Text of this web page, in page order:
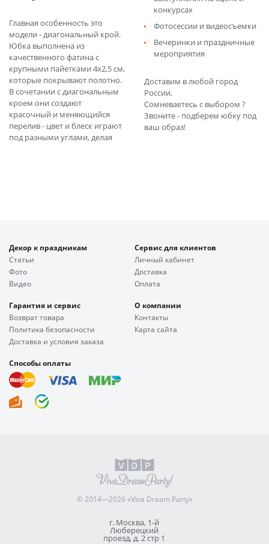
Главная особенность это
модели - диагональный крой.
Юбка выполнена из
качественного фатина с
крупными пайетками 4х2,5 см,
которые покрывают полотно.
В сочетании с диагональным
кроем они создают
красочный и меняющийся
перелив - цвет и блеск играют
под разными углами, делая
конкурсах
Фотосессии и видеосъемки
Вечеринки и праздничные
мероприятия
Доставим в любой город
России.
Сомневаетесь с выбором ?
Звоните - подберем юбку под
ваш образ!
Декор к праздникам
Статьи
Фото
Видео
Сервис для клиентов
Личный кабинет
Доставка
Оплата
Гарантия и сервис
Возврат товара
Политика безопасности
Доставка и условия заказа
О компании
Контакты
Карта сайта
Способы оплаты
© 2014—2026 «Viva Dream Party»
г. Москва, 1-й
Люберецкий
проезд, д. 2 стр 1